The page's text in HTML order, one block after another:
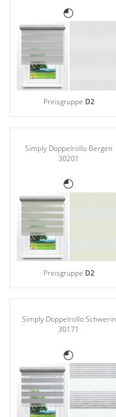
Preisgruppe D2
Simply Doppelrollo Bergen
30201
Preisgruppe D2
Simply Doppelrollo Schwerin
30171